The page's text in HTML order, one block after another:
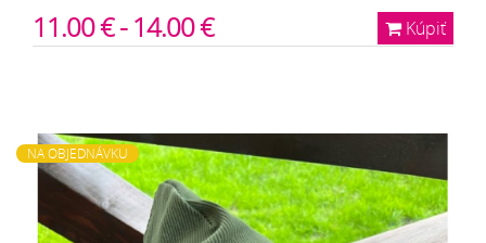
Kúpiť
11.00 € - 14.00 €
NA OBJEDNÁVKU